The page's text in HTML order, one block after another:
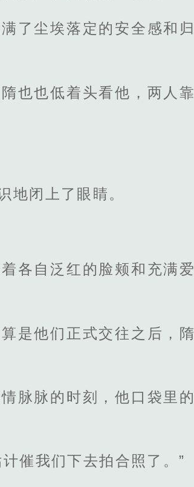
了尘埃落定的安全感和归
也也低着头看他，两人靠
地闭上了眼睛。
各自泛红的脸颊和充满爱
是他们正式交往之后，隋
脉脉的时刻，他口袋里的
催我们下去拍合照了。”